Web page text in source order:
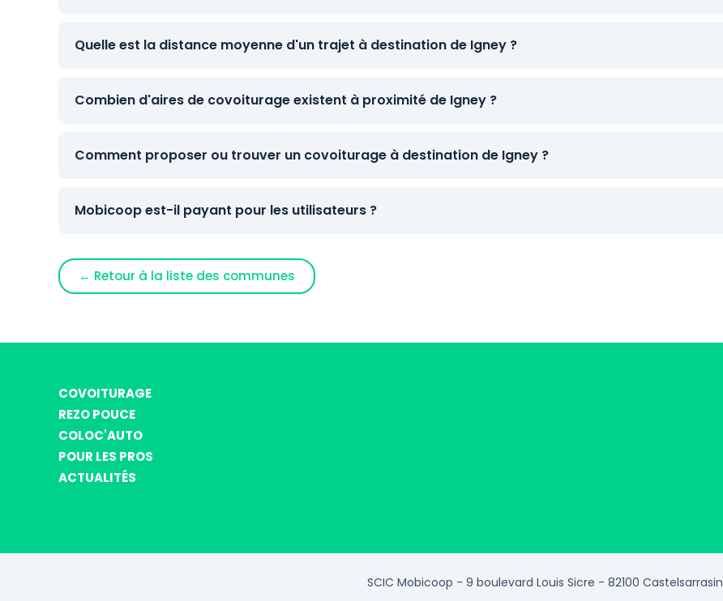
Quelle est la distance moyenne d'un trajet à destination de Igney ?
Combien d'aires de covoiturage existent à proximité de Igney ?
Comment proposer ou trouver un covoiturage à destination de Igney ?
Mobicoop est-il payant pour les utilisateurs ?
← Retour à la liste des communes
COVOITURAGE
REZO POUCE
COLOC'AUTO
POUR LES PROS
ACTUALITÉS
SCIC Mobicoop - 9 boulevard Louis Sicre - 82100 Castelsarrasin